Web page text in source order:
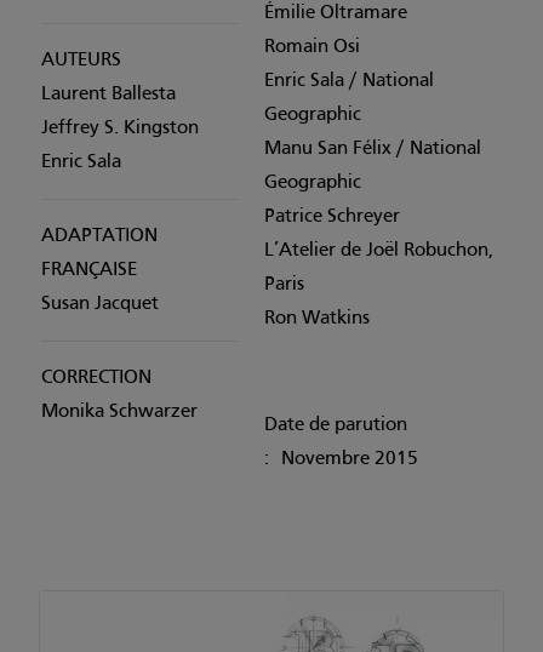
AUTEURS
Laurent Ballesta
Jeffrey S. Kingston
Enric Sala
ADAPTATION
FRANÇAISE
Susan Jacquet
CORRECTION
Monika Schwarzer
Émilie Oltramare
Romain Osi
Enric Sala / National
Geographic
Manu San Félix / National
Geographic
Patrice Schreyer
L’Atelier de Joël Robuchon,
Paris
Ron Watkins
Date de parution
: Novembre 2015